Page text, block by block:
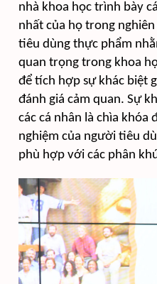
nhà khoa học trình bày
nhất của họ trong
tiêu dùng thực phẩm
quan trọng trong khoa
để tích hợp sự khác biệt
đánh giá cảm quan. Sự
các cá nhân là chìa khóa
nghiệm của người tiêu
phù hợp với các phân